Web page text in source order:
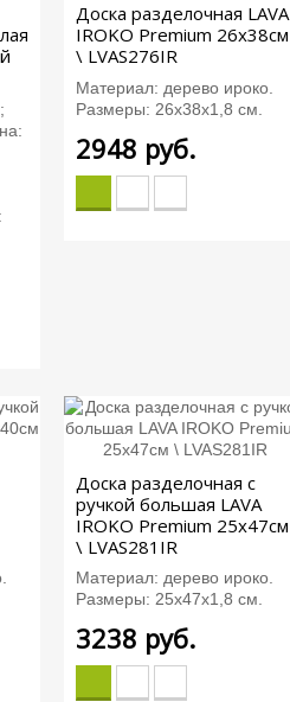
Доска разделочная LAVA
IROKO Premium 26х38см
\ LVAS276IR
Материал: дерево ироко.
Размеры: 26х38х1,8 см.
2948 руб.
Доска разделочная с
ручкой большая LAVA
IROKO Premium 25х47см
\ LVAS281IR
Материал: дерево ироко.
Размеры: 25х47х1,8 см.
3238 руб.